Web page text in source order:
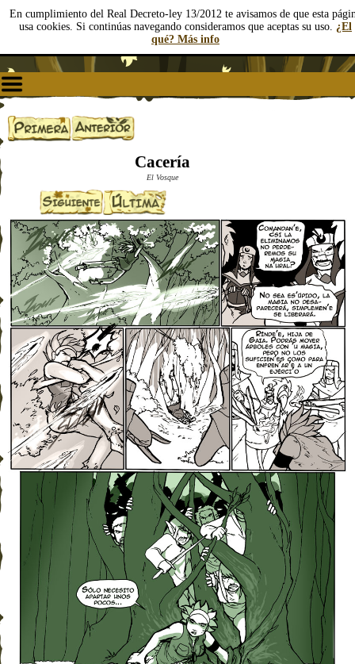
En cumplimiento del Real Decreto-ley 13/2012 te avisamos de que esta
usa cookies. Si continúas navegando consideramos que aceptas su uso. ¿El
qué? Más info
Cacería
El Vosque